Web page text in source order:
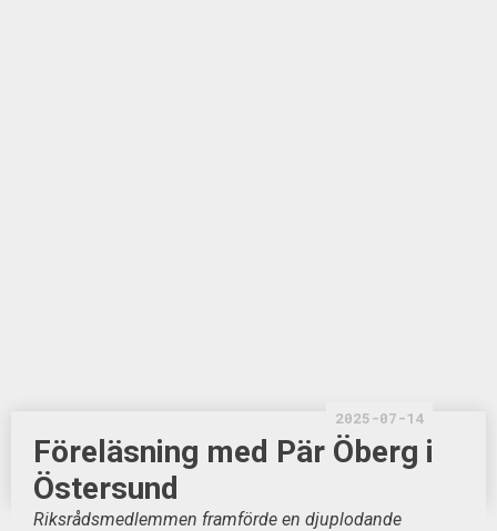
2025-07-14
Föreläsning med Pär Öberg i
Östersund
Riksrådsmedlemmen framförde en djuplodande